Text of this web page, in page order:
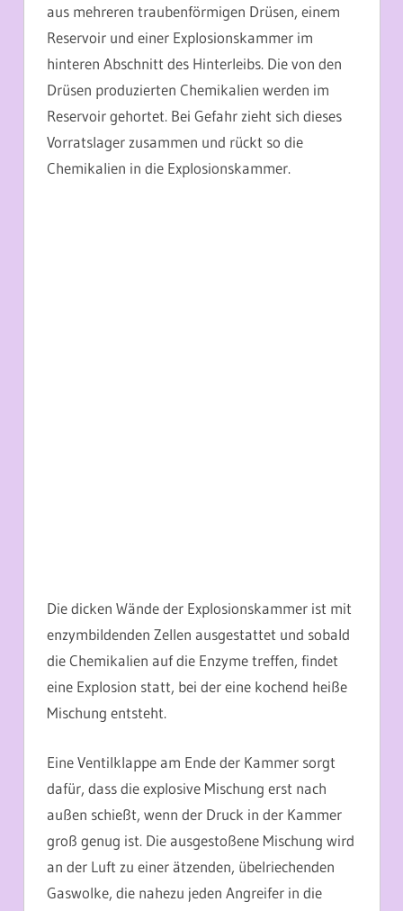
aus mehreren traubenförmigen Drüsen, einem
Reservoir und einer Explosionskammer im
hinteren Abschnitt des Hinterleibs. Die von den
Drüsen produzierten Chemikalien werden im
Reservoir gehortet. Bei Gefahr zieht sich dieses
Vorratslager zusammen und rückt so die
Chemikalien in die Explosionskammer.
Die dicken Wände der Explosionskammer ist mit
enzymbildenden Zellen ausgestattet und sobald
die Chemikalien auf die Enzyme treffen, findet
eine Explosion statt, bei der eine kochend heiße
Mischung entsteht.
Eine Ventilklappe am Ende der Kammer sorgt
dafür, dass die explosive Mischung erst nach
außen schießt, wenn der Druck in der Kammer
groß genug ist. Die ausgestoßene Mischung wird
an der Luft zu einer ätzenden, übelriechenden
Gaswolke, die nahezu jeden Angreifer in die